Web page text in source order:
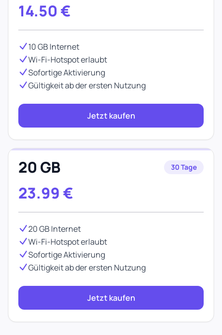
14.50 €
10 GB Internet
Wi-Fi-Hotspot erlaubt
Sofortige Aktivierung
Gültigkeit ab der ersten Nutzung
Jetzt kaufen
20 GB 30 Tage
23.99 €
20 GB Internet
Wi-Fi-Hotspot erlaubt
Sofortige Aktivierung
Gültigkeit ab der ersten Nutzung
Jetzt kaufen